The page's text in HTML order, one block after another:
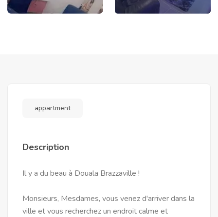
appartment
Description
Il y a du beau à Douala Brazzaville !
Monsieurs, Mesdames, vous venez d'arriver dans la
ville et vous recherchez un endroit calme et